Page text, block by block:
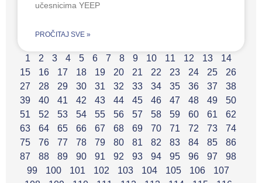
učesnicima YEEP
PROČITAJ SVE »
1 2 3 4 5 6 7 8 9 10 11 12 13
14
15
16 17 18 19 20 21 22 23 24 25
26
27
28 29 30 31 32 33 34 35 36 37
38
39
40 41 42 43 44 45 46 47 48 49
50
51
52 53 54 55 56 57 58 59 60 61
62
63
64 65 66 67 68 69 70 71 72 73
74
75
76 77 78 79 80 81 82 83 84 85
86
87
88 89 90 91 92 93 94 95 96 97
98
99
100 101 102 103 104 105 106
107